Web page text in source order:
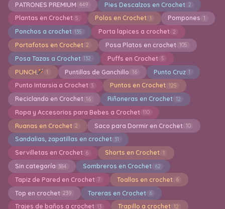
PATRONES PREMIUM 449 Pies Descalzos en Crochet 2
Plantas en Crochet 5 Polos en Crochet 1 Pompones 1
Ponchos a crochet 135 Porta lapices a crochet 2
Portafotos en Crochet 2 Posa Platos en crochet 105
Posa Tazas a Crochet 132 Puffs en Crochet 5
PUNCH 1 Puntillas de Ganchillo 16 Punto Cruz 1
Punto Intarsia a Crochet 3 Puntos en Crochet 125
Reciclando en Crochet 16 Riñoneras en Crochet 12
Ropa y Accesorios para Bebes a Crochet 110
Ruanas en Crochet 2 Saco para Dormir en Crochet 10
Sandalias, zapatillas en crochet 31
Servilletas en Crochet 6 Shorts en Crochet 1
Sin categoría 384 Sombreros en Crochet 62
Tapiz de Pared en Crochet 7 Toallas en crochet 6
Top en crochet 239 Toreras en Crochet 6
Trajes de baños a crochet 13 Trapillo a crochet 12